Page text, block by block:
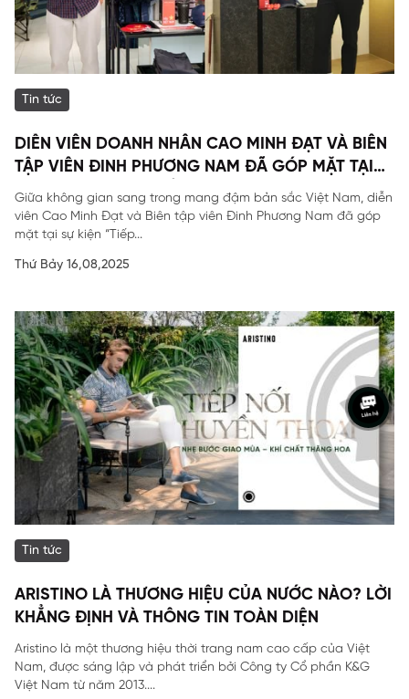
Tin tức
DIỄN VIÊN DOANH NHÂN CAO MINH ĐẠT VÀ BIÊN
TẬP VIÊN ĐINH PHƯƠNG NAM ĐÃ GÓP MẶT TẠI
SỰ KIỆN ĐẶC BIỆT CỦA ARISTINO.
Giữa không gian sang trong mang đậm bản sắc Việt Nam, diễn
viên Cao Minh Đạt và Biên tập viên Đinh Phương Nam đã góp
mặt tại sự kiện “Tiếp...
Thứ Bảy 16,08,2025
Tin tức
ARISTINO LÀ THƯƠNG HIỆU CỦA NƯỚC NÀO? LỜI
KHẲNG ĐỊNH VÀ THÔNG TIN TOÀN DIỆN
Aristino là một thương hiệu thời trang nam cao cấp của Việt
Nam, được sáng lập và phát triển bởi Công ty Cổ phần K&G
Việt Nam từ năm 2013....